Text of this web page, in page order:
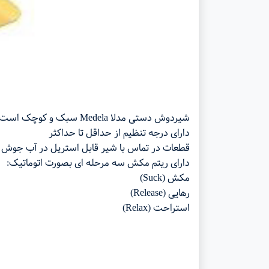
شیردوش دستی مدلا Medela سبک و کوچک است و میتواند براحتی در دسترس مادر باشد.
دارای درجه تنظیم از حداقل تا حداکثر
قطعات در تماس با شیر قابل استریل در آب
دارای ریتم مکش سه مرحله ای بصورت اتوماتیک:
مکش (Suck)
رهایی (Release)
استراحت (Relax)